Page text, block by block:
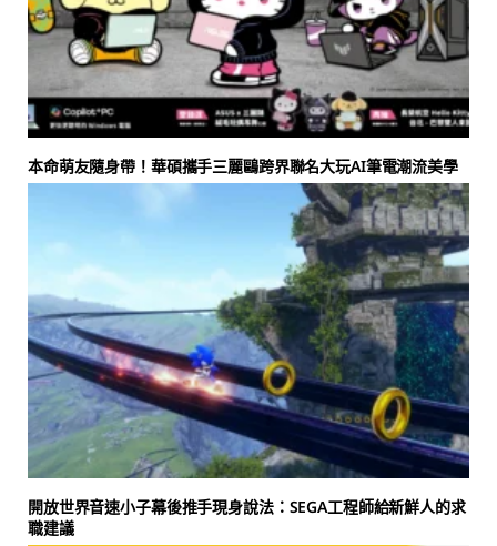
本命萌友隨身帶！華碩攜手三麗鷗跨界聯名大玩AI筆電潮流美學
開放世界音速小子幕後推手現身說法：SEGA工程師給新鮮人的求
職建議